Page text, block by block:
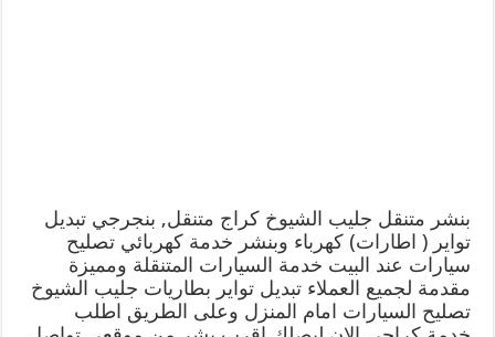
مغلقة
بنشر متنقل جليب الشيوخ كراج متنقل, بنجرجي تبديل
تواير ( اطارات) كهرباء وبنشر خدمة كهربائي تصليح
سيارات عند البيت خدمة السيارات المتنقلة ومميزة
مقدمة لجميع العملاء تبديل تواير بطاريات جليب الشيوخ
تصليح السيارات امام المنزل وعلى الطريق اطلب